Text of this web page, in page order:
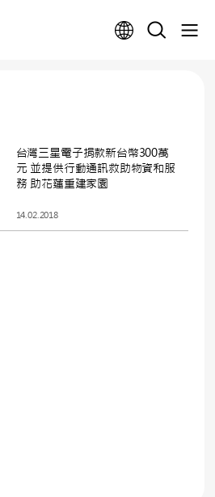
台灣三星電子捐款新台幣300萬
元 並提供行動通訊救助物資和服
務 助花蓮重建家園
14.02.2018